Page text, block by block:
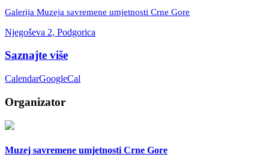
Galerija Muzeja savremene umjetnosti Crne Gore
Njegoševa 2, Podgorica
Saznajte više
CalendarGoogleCal
Organizator
Muzej savremene umjetnosti Crne Gore